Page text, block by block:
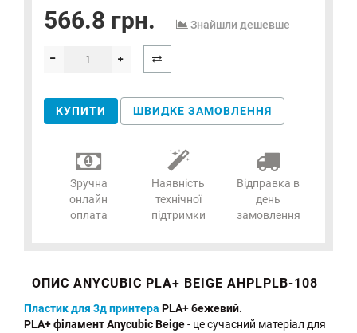
566.8 грн. Знайшли дешевше
КУПИТИ ШВИДКЕ ЗАМОВЛЕННЯ
Зручна
онлайн
оплата
Наявність
технічної
підтримки
Відправка в
день
замовлення
ОПИС ANYCUBIC PLA+ BEIGE AHPLPLB-108
Пластик для 3д принтера PLA+ бежевий.
PLA+ філамент Anycubic Beige- це сучасний матеріал для